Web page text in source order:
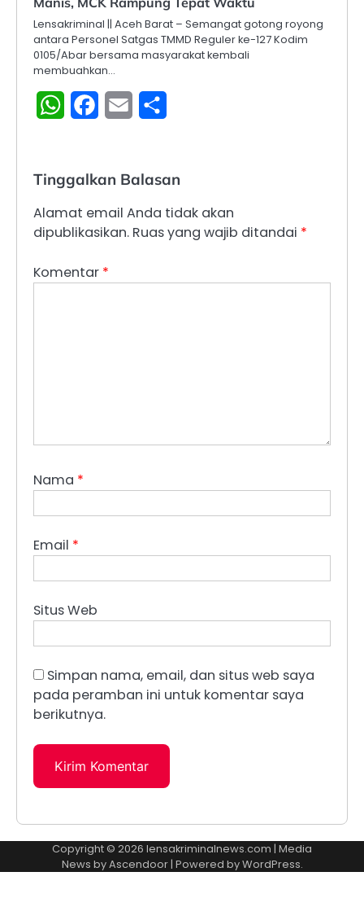
Lensakriminal || Aceh Barat – Semangat gotong royong
antara Personel Satgas TMMD Reguler ke-127 Kodim
0105/Abar bersama masyarakat kembali
membuahkan…
WhatsAppFacebook
Email
Tinggalkan Balasan
Alamat email Anda tidak akan
dipublikasikan. Ruas yang wajib ditandai *
Komentar *
Nama *
Email *
Situs Web
Simpan nama, email, dan situs web saya
pada peramban ini untuk komentar saya
berikutnya.
Copyright © 2026 lensakriminalnews.com | Media
News byAscendoor| Powered byWordPress.